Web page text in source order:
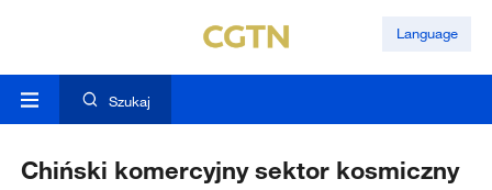
Language
Szukaj
Chiński komercyjny sektor kosmiczny